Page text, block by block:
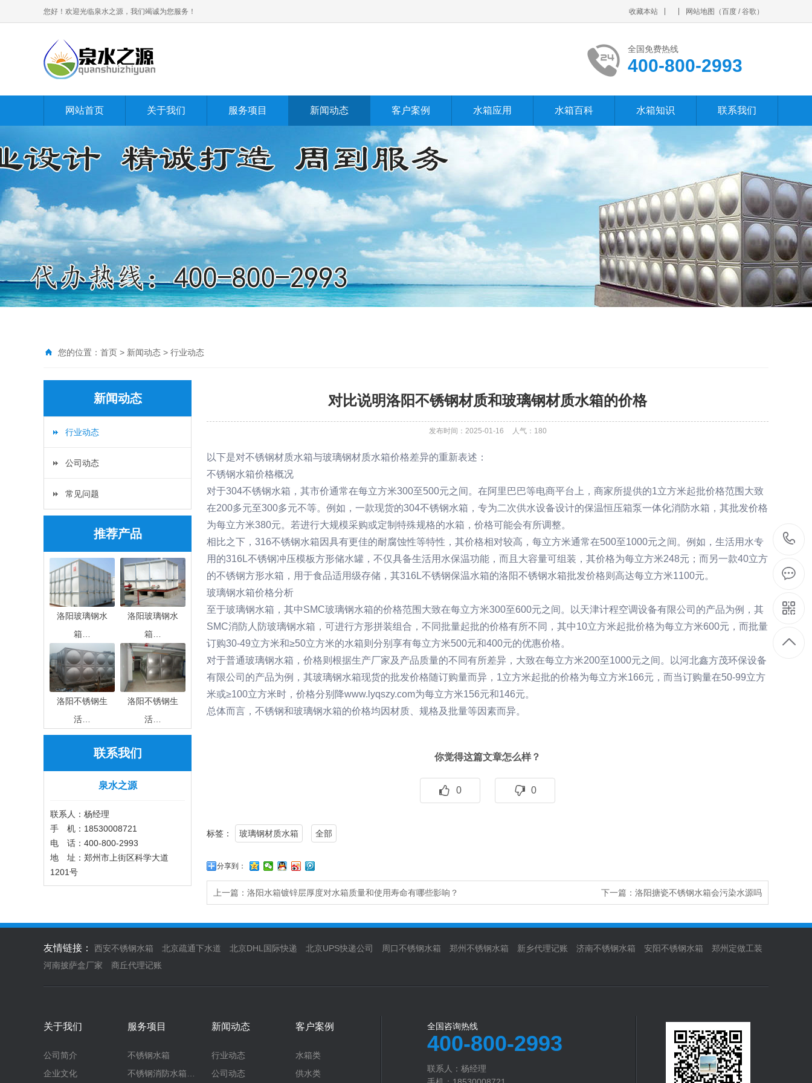
您好！欢迎光临泉水之源，我们竭诚为您服务！ 收藏本站 网站地图 （百度 /谷歌 ）
全国免费热线
400-800-2993
网站首页 关于我们 服务项目 新闻动态 客户案例 水箱应用 水箱百科 水箱知识 联系我们
您的位置： 首页 > 新闻动态 > 行业动态
新闻动态
行业动态
公司动态
常见问题
推荐产品
洛阳玻璃钢水
箱…
洛阳玻璃钢水
箱…
洛阳不锈钢生
活…
洛阳不锈钢生
活…
联系我们
泉水之源
联系人：杨经理
手 机：18530008721
电 话：400-800-2993
地 址：郑州市上街区科学大道
1201号
对比说明洛阳不锈钢材质和玻璃钢材质水箱的价格
发布时间：2025-01-16 人气： 180
以下是对不锈钢材质水箱与玻璃钢材质水箱价格差异的重新表述：
不锈钢水箱价格概况
对于304不锈钢水箱，其市价通常在每立方米300至500元之间。在阿里巴巴等电商平台上，商家所提供的1立方米起批价格范围大致
在200多元至300多元不等。例如，一款现货的304不锈钢水箱，专为二次供水设备设计的保温恒压箱泵一体化消防水箱，其批发价格
为每立方米380元。若进行大规模采购或定制特殊规格的水箱，价格可能会有所调整。
相比之下，316不锈钢水箱因具有更佳的耐腐蚀性等特性，其价格相对较高，每立方米通常在500至1000元之间。例如，生活用水专
用的316L不锈钢冲压模板方形储水罐，不仅具备生活用水保温功能，而且大容量可组装，其价格为每立方米248元；而另一款40立方
的不锈钢方形水箱，用于食品适用级存储，其316L不锈钢保温水箱的洛阳不锈钢水箱批发价格则高达每立方米1100元。
玻璃钢水箱价格分析
至于玻璃钢水箱，其中SMC玻璃钢水箱的价格范围大致在每立方米300至600元之间。以天津计程空调设备有限公司的产品为例，其
SMC消防人防玻璃钢水箱，可进行方形拼装组合，不同批量起批的价格有所不同，其中10立方米起批价格为每立方米600元，而批量
订购30-49立方米和≥50立方米的水箱则分别享有每立方米500元和400元的优惠价格。
对于普通玻璃钢水箱，价格则根据生产厂家及产品质量的不同有所差异，大致在每立方米200至1000元之间。以河北鑫方茂环保设备
有限公司的产品为例，其玻璃钢水箱现货的批发价格随订购量而异，1立方米起批的价格为每立方米166元，而当订购量在50-99立方
米或≥100立方米时，价格分别降www.lyqszy.com为每立方米156元和146元。
总体而言，不锈钢和玻璃钢水箱的价格均因材质、规格及批量等因素而异。
你觉得这篇文章怎么样？
0 0
标签： 玻璃钢材质水箱 全部
分享到：
上一篇： 洛阳水箱镀锌层厚度对水箱质量和使用寿命有哪些影响？ 下一篇： 洛阳搪瓷不锈钢水箱会污染水源吗
友情链接： 西安不锈钢水箱 北京疏通下水道 北京DHL国际快递 北京UPS快递公司 周口不锈钢水箱 郑州不锈钢水箱 新乡代理记账 济南不锈钢水箱 安阳不锈钢水箱
郑州定做工装
河南披萨盒厂家
商丘代理记账
关于我们
公司简介
企业文化
服务项目
不锈钢水箱
不锈钢消防水箱…
新闻动态
行业动态
公司动态
客户案例
水箱类
供水类
全国咨询热线
400-800-2993
联系人：杨经理‬